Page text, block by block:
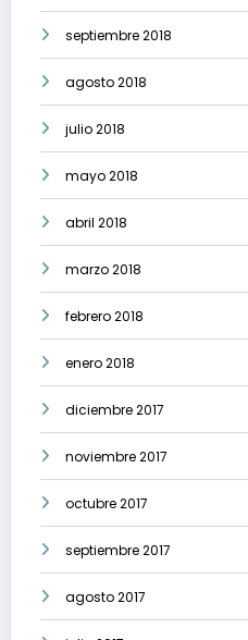
septiembre 2018
agosto 2018
julio 2018
mayo 2018
abril 2018
marzo 2018
febrero 2018
enero 2018
diciembre 2017
noviembre 2017
octubre 2017
septiembre 2017
agosto 2017